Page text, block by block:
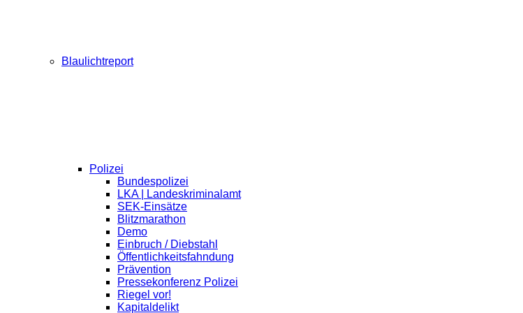
Blaulichtreport
Polizei
Bundespolizei
LKA | Landeskriminalamt
SEK-Einsätze
Blitzmarathon
Demo
Einbruch / Diebstahl
Öffentlichkeitsfahndung
Prävention
Pressekonferenz Polizei
Riegel vor!
Kapitaldelikt